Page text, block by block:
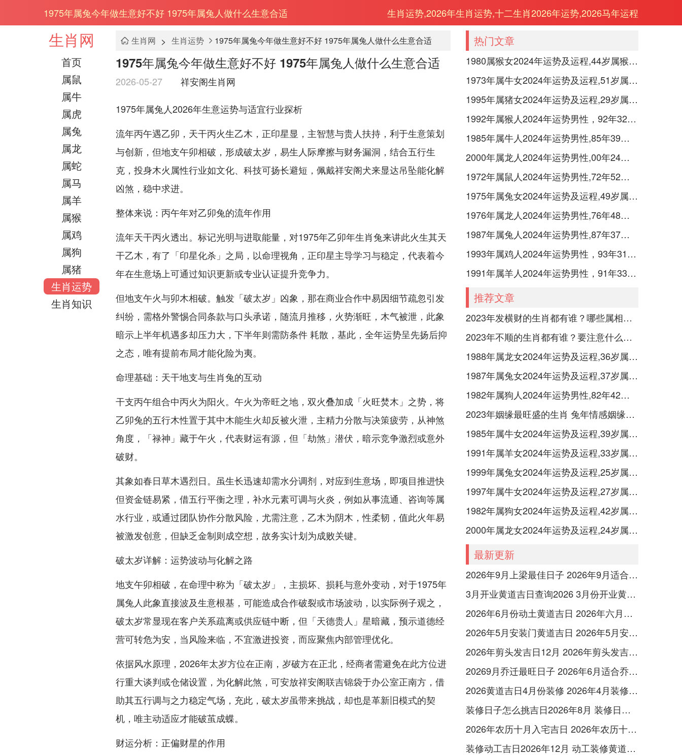
1975年属兔今年做生意好不好 1975年属兔人做什么生意合适 生肖运势,2026年生肖运势,十二生肖2026年运势,2026马年运程
生肖网
首页
属鼠
属牛
属虎
属兔
属龙
属蛇
属马
属羊
属猴
属鸡
属狗
属猪
生肖运势
生肖知识
生肖网 > 生肖运势 1975年属兔今年做生意好不好 1975年属兔人做什么生意合适
1975年属兔今年做生意好不好 1975年属兔人做什么生意合适
2026-05-27 祥安阁生肖网
1975年属兔人2026年生意运势与适宜行业探析
流年丙午遇乙卯，天干丙火生乙木，正印星显，主智慧与贵人扶持，利于生意策划
与创新，但地支午卯相破，形成破太岁，易生人际摩擦与财务漏洞，结合五行生
克，投身木火属性行业如文化、科技可扬长避短，佩戴祥安阁犬来显达吊坠能化解
凶煞，稳中求进。
整体来说：丙午年对乙卯兔的流年作用
流年天干丙火透出。标记光明与进取能量，对1975年乙卯年生肖兔来讲此火生其天
干乙木，有了「印星化杀」之局，以命理视角，正印星主导学习与稳定，代表着今
年在生意场上可通过知识更新或专业认证提升竞争力。
但地支午火与卯木相破。触发「破太岁」凶象，那在商业合作中易因细节疏忽引发
纠纷，需格外警惕合同条款与口头承诺，随流月推移，火势渐旺，木气被泄，此象
暗示上半年机遇多却压力大，下半年则需防条件 耗散，基此，全年运势呈先扬后抑
之态，唯有提前布局才能化险为夷。
命理基础：天干地支与生肖兔的互动
干支丙午组合中丙火为阳火。午火为帝旺之地，双火叠加成「火旺焚木」之势，将
乙卯兔的五行木性置于其中木能生火却反被火泄，主精力分散与决策疲劳，从神煞
角度，「禄神」藏于午火，代表财运有源，但「劫煞」潜伏，暗示竞争激烈或意外
破财。
其象如春日草木遇烈日。虽生长迅速却需水分调剂，对应到生意场，即项目推进快
但资金链易紧，借五行平衡之理，补水元素可调与火炎，例如从事流通、咨询等属
水行业，或通过团队协作分散风险，尤需注意，乙木为阴木，性柔韧，值此火年易
被激发创意，但缺乏金制则成空想，故务实计划为成败关键。
破太岁详解：运势波动与化解之路
地支午卯相破，在命理中称为「破太岁」，主损坏、损耗与意外变动，对于1975年
属兔人此象直接波及生意根基，可能造成合作破裂或市场波动，以实际例子观之，
破太岁常显现在客户关系疏离或供应链中断，但「天德贵人」星暗藏，预示道德经
营可转危为安，当风险来临，不宜激进投资，而应聚焦内部管理优化。
依据风水原理，2026年太岁方位在正南，岁破方在正北，经商者需避免在此方位进
行重大谈判或仓储设置，为化解此煞，可安放祥安阁联吉锦袋于办公室正南方，借
助其五行调与之力稳定气场，充此，破太岁虽带来挑战，却也是革新旧模式的契
机，唯主动适应才能破茧成蝶。
财运分析：正偏财星的作用
热门文章
1980属猴女2024年运势及运程,44岁属猴人2024全年每月运势女性如何
1973年属牛女2024年运势及运程,51岁属牛人2024全年每月运势女性如何
1995年属猪女2024年运势及运程,29岁属猪人2024全年每月运势女性如何
1992年属猴人2024年运势男性，92年32岁属猴男2024年每月运程怎么样
1985年属牛人2024年运势男性,85年39岁属牛男2024年每月运程怎么样
2000年属龙人2024年运势男性,00年24岁属龙男2024年每月运程怎么样
1972年属鼠人2024年运势男性,72年52岁属鼠男2024年每月运程怎么样
1975年属兔女2024年运势及运程,49岁属兔人2024全年每月运势女性如何
1976年属龙人2024年运势男性,76年48岁属龙男2024年每月运程怎么样
1987年属兔人2024年运势男性,87年37岁属兔男2024年每月运程怎么样
1993年属鸡人2024年运势男性，93年31岁属鸡男2024年每月运程怎么样
1991年属羊人2024年运势男性，91年33岁属羊男2024年每月运程怎么样
推荐文章
2023年发横财的生肖都有谁？哪些属相财运旺盛？
2023年不顺的生肖都有谁？要注意什么呢？
1988年属龙女2024年运势及运程,36岁属龙人2024全年每月运势女性如何
1987年属兔女2024年运势及运程,37岁属兔人2024全年每月运势女性如何
1982年属狗人2024年运势男性,82年42岁属狗男2024年每月运程怎么样
2023年姻缘最旺盛的生肖 兔年情感姻缘运比较旺的属相
1985年属牛女2024年运势及运程,39岁属牛人2024全年每月运势女性如何
1991年属羊女2024年运势及运程,33岁属羊人2024全年每月运势女性如何
1999年属兔女2024年运势及运程,25岁属兔人2024全年每月运势女性如何
1997年属牛女2024年运势及运程,27岁属牛人2024全年每月运势女性如何
1982年属狗女2024年运势及运程,42岁属狗人2024全年每月运势女性如何
2000年属龙女2024年运势及运程,24岁属龙人2024全年每月运势女性如何
最新更新
2026年9月上梁最佳日子 2026年9月适合上梁的日子
3月开业黄道吉日查询2026 3月份开业黄道吉日
2026年6月份动土黄道吉日 2026年六月最合适动土的日子
2026年5月安装门黄道吉日 2026年5月安装门吉日
2026年剪头发吉日12月 2026年剪头发吉日一览表
20269月乔迁最旺日子 2026年6月适合乔迁之喜的黄道吉日
2026黄道吉日4月份装修 2026年4月装修黄历
装修日子怎么挑吉日2026年8月 装修日子2026年黄道吉日
2026年农历十月入宅吉日 2026年农历十月二十六入宅好吗
装修动工吉日2026年12月 动工装修黄道吉日2026年12月